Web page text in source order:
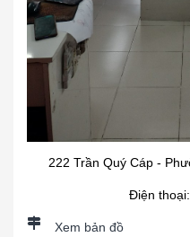
222 Trần Quý Cáp -
Điện thoại:
Xem bản đồ